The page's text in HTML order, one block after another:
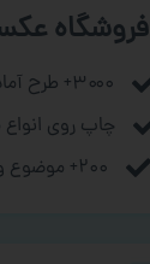
فروشگاه
۳۰۰۰+ طرح آماده به چاپ
چاپ روی
۲۰۰+ موضوع و مناسبت